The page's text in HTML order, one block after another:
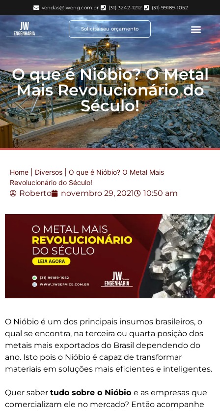
vendas@jweng.com.br (31) 3242-1212 (31) 99189-1052
Solicite seu orçamento
O que é Nióbio? O Metal
Mais Revolucionário do
Século!
Home Diversos
O que é Nióbio? O Metal Mais
Revolucionário do Século!
Roberto novembro 29, 2021 10:50 am
O Nióbio é um dos principais insumos brasileiros, o
qual se encontra, na terceira ou quarta posição dos
metais mais exportados do Brasil dependendo do
ano. Isto pois o Nióbio é capaz de transformar
materiais em soluções mais eficientes e inteligentes.
Quer saber tudo sobre o Nióbio e as empresas que
comercializam ele no mercado? Então acompanhe